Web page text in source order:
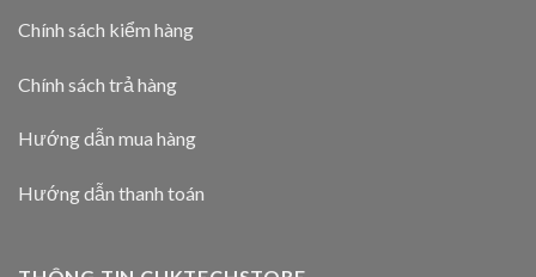
Chính sách kiểm hàng
Chính sách trả hàng
Hướng dẫn mua hàng
Hướng dẫn thanh toán